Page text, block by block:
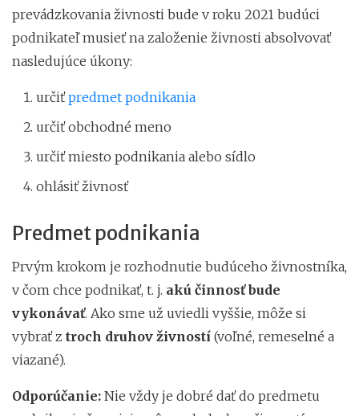
prevádzkovania živnosti bude v roku 2021 budúci
podnikateľ musieť na založenie živnosti absolvovať
nasledujúce úkony:
určiťpredmet podnikania
určiť obchodné meno
určiť miesto podnikania alebo sídlo
ohlásiť živnosť
Predmet podnikania
Prvým krokom je rozhodnutie budúceho živnostníka,
v čom chce podnikať, t. j. akú činnosť bude
vykonávať. Ako sme už uviedli vyššie, môže si
vybrať z troch druhov živností (voľné, remeselné a
viazané).
Odporúčanie: Nie vždy je dobré dať do predmetu